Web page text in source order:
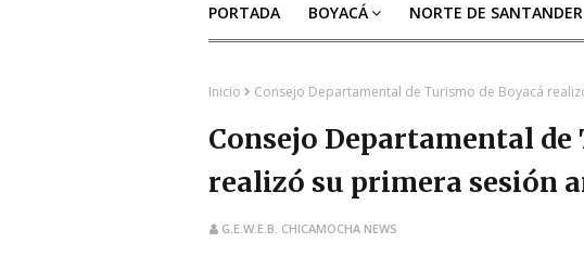
PORTADA BOYACÁ NORTE DE SANTANDER
Inicio Consejo Departamental de Turismo de Boyacá
Consejo Departamental
realizó su primera sesión
G.E.W.E.B. CHICAMOCHA NEWS